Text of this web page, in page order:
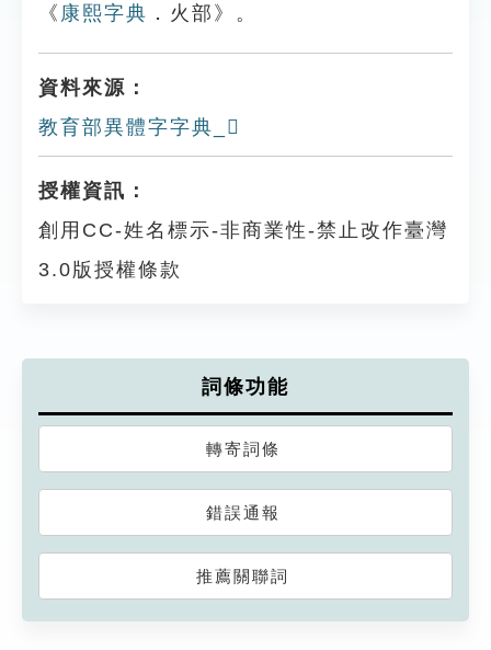
《 康熙字典 ．火部》。
資料來源：
教育部異體字字典_𤒁
授權資訊：
創用CC-姓名標示-非商業性-禁止改作臺灣
3.0版授權條款
詞條功能
轉寄詞條
錯誤通報
推薦關聯詞